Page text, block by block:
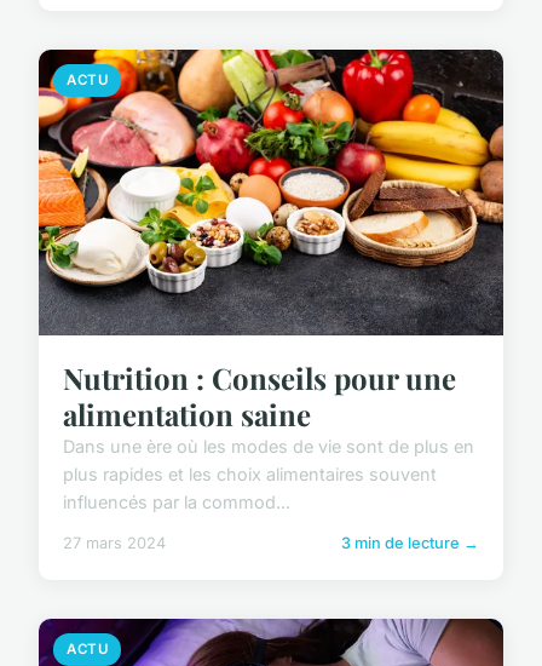
ACTU
Nutrition : Conseils pour une
alimentation saine
Dans une ère où les modes de vie sont de plus en
plus rapides et les choix alimentaires souvent
influencés par la commod...
27 mars 2024 3 min de lecture →
ACTU